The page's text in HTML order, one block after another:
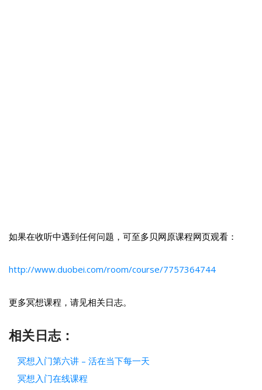
如果在收听中遇到任何问题，可至多贝网原课程网页观看：
http://www.duobei.com/room/course/7757364744
更多冥想课程，请见相关日志。
相关日志：
冥想入门第六讲 – 活在当下每一天
冥想入门在线课程